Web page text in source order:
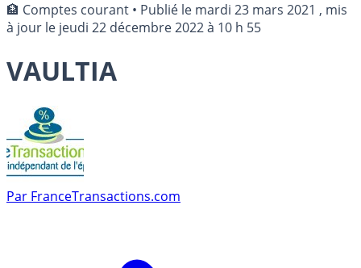
🏦 Comptes courant • Publié le mardi 23 mars 2021 , mis
à jour le jeudi 22 décembre 2022 à 10 h 55
VAULTIA
Par FranceTransactions.com